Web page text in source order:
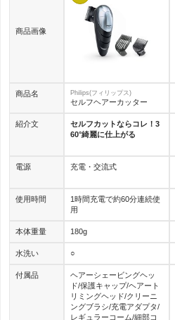
商品画像
商品名
紹介文
電源
使用時間
本体重量
水洗い
付属品
Philips(フィリップス)
セルフヘアーカッター
セルフカットならコレ！3
60°綺麗に仕上がる
充電・交流式
1時間充電で約60分連続使
用
180g
○
ヘアーシェービングヘッ
ド/保護キャップ/ヘアート
リミングヘッド/クリーニ
ングブラシ/充電アダプタ/
レギュラーコーム/細部コ